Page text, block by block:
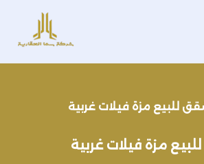
للبيع مزة فيلات غربية
مزة فيلات غربية